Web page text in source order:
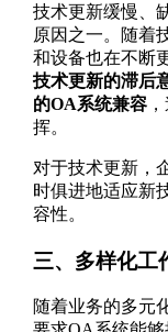
技术更新缓慢、
原因之一。随着
和设备也在不断
技术更新的滞后
的OA系统兼容，
挥。
对于技术更新，
时俱进地适应新
容性。
三、多样化工
随着业务的多元